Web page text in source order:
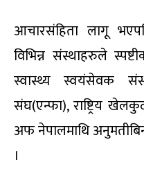
आचारसंहिता लागू
विभिन्न संस्थाहरुले
स्वास्थ्य स्वयंसेवक
संघ(एन्फा), राष्ट्रिय
अफ नेपालमाथि
।